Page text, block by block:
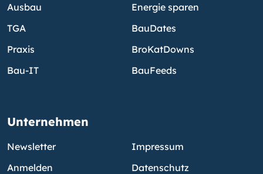
Ausbau
TGA
Praxis
Bau-IT
Energie sparen
BauDates
BroKatDowns
BauFeeds
Unternehmen
Newsletter
Anmelden
Impressum
Datenschutz